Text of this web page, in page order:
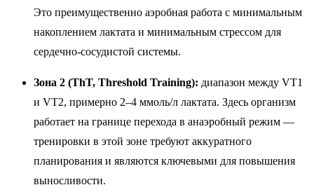
Это преимущественно аэробная работа с минимальным
накоплением лактата и минимальным стрессом для
сердечно-сосудистой системы.
Зона 2 (ThT, Threshold Training): диапазон между VT1
и VT2, примерно 2–4 ммоль/л лактата. Здесь организм
работает на границе перехода в анаэробный режим —
тренировки в этой зоне требуют аккуратного
планирования и являются ключевыми для повышения
выносливости.